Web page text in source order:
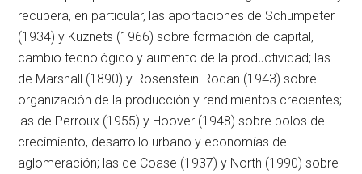
recupera, en particular, las aportaciones de Schumpeter
(1934) y Kuznets (1966) sobre formación de capital,
cambio tecnológico y aumento de la productividad; las
de Marshall (1890) y Rosenstein-Rodan (1943) sobre
organización de la producción y rendimientos crecientes;
las de Perroux (1955) y Hoover (1948) sobre polos de
crecimiento, desarrollo urbano y economías de
aglomeración; las de Coase (1937) y North (1990) sobre